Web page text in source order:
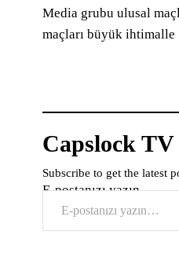
Media grubu ulusal
maçları büyük ihtimalle
Capslock TV
Subscribe to get the latest
E-postanızı yazın…